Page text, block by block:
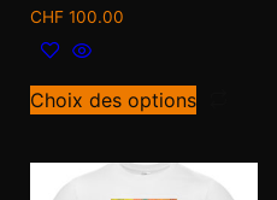
CHF 100.00
Choix des options